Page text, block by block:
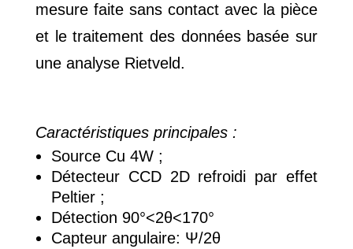
mesure faite sans contact avec la pièce
et le traitement des données basée sur
une analyse Rietveld.
Caractéristiques principales :
Source Cu 4W ;
Détecteur CCD 2D refroidi par effet
Peltier ;
Détection 90°<2θ<170°
Capteur angulaire: Ψ/2θ